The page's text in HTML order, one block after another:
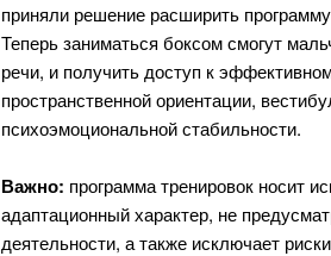
приняли решение расширить
Теперь заниматься боксом смогут
речи, и получить доступ к
пространственной ориентации,
психоэмоциональной стабильности.
Важно: программа тренировок носит
адаптационный характер, не
деятельности, а также исключает